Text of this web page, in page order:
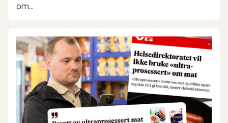
om...